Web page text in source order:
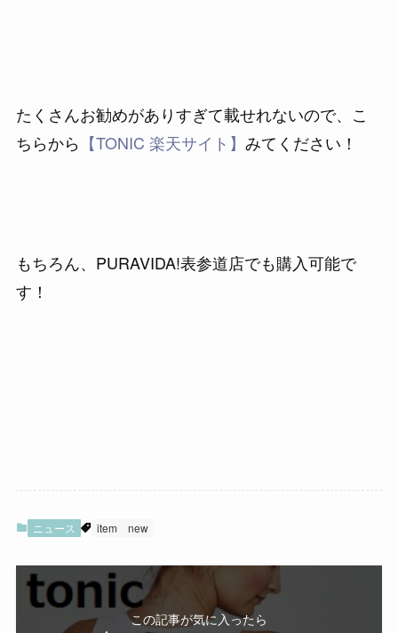
たくさんお勧めがありすぎて載せれないので、こ
ちらから 【TONIC 楽天サイト】 みてください！
もちろん、PURAVIDA!表参道店でも購入可能で
す！
ニュース item new
この記事が気に入ったら